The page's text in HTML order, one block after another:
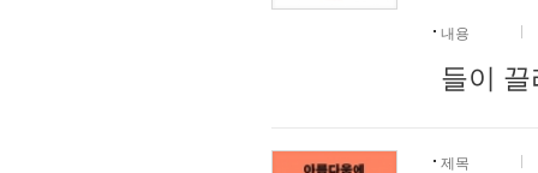
내용
들이
제목